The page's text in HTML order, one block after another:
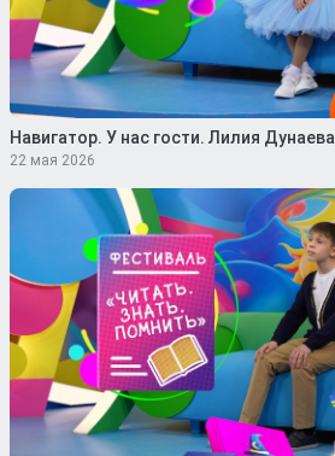
Навигатор. У нас гости. Лилия Дунаева
22 мая 2026